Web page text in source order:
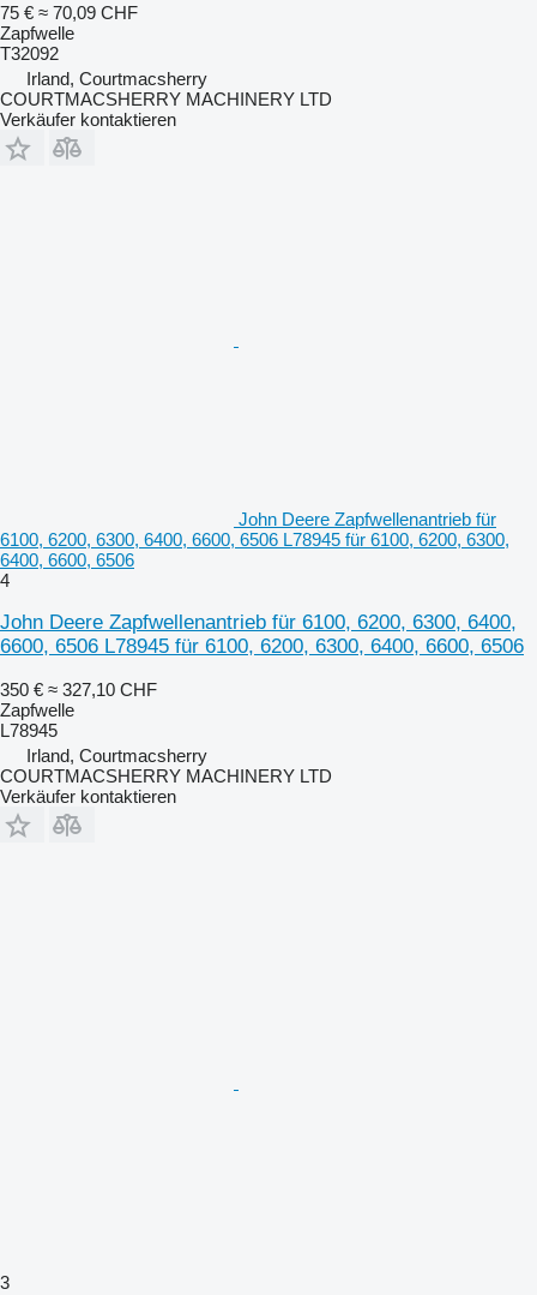
75 € ≈ 70,09 CHF
Zapfwelle
T32092
Irland, Courtmacsherry
COURTMACSHERRY MACHINERY LTD
Verkäufer kontaktieren
John Deere Zapfwellenantrieb für
6100, 6200, 6300, 6400, 6600, 6506 L78945 für 6100, 6200, 6300,
6400, 6600, 6506
4
John Deere Zapfwellenantrieb für 6100, 6200, 6300, 6400,
6600, 6506 L78945 für 6100, 6200, 6300, 6400, 6600, 6506
350 € ≈ 327,10 CHF
Zapfwelle
L78945
Irland, Courtmacsherry
COURTMACSHERRY MACHINERY LTD
Verkäufer kontaktieren
3